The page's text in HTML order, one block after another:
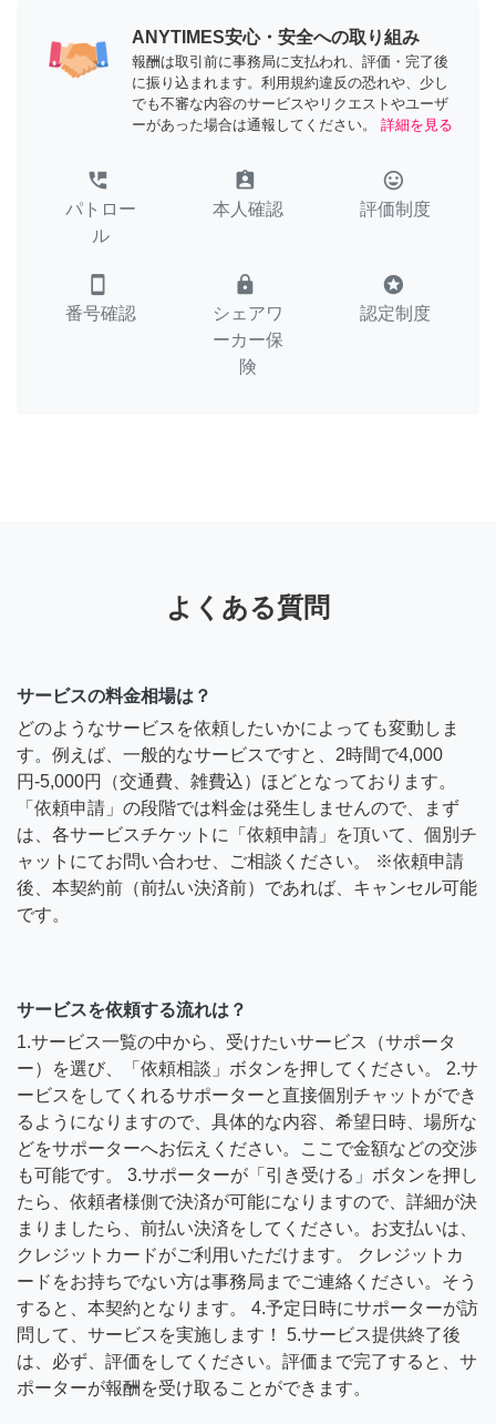
ANYTIMES安心・安全への取り組み
報酬は取引前に事務局に支払われ、評価・完了後
に振り込まれます。利用規約違反の恐れや、少し
でも不審な内容のサービスやリクエストやユーザ
ーがあった場合は通報してください。
詳細を見る
perm_phone_msg
パトロー
ル
assignment_ind
本人確認
tag_faces
評価制度
smartphone
番号確認
lock
シェアワ
ーカー保
険
stars
認定制度
よくある質問
サービスの料金相場は？
どのようなサービスを依頼したいかによっても変動しま
す。例えば、一般的なサービスですと、2時間で4,000
円-5,000円（交通費、雑費込）ほどとなっております。
「依頼申請」の段階では料金は発生しませんので、まず
は、各サービスチケットに「依頼申請」を頂いて、個別チ
ャットにてお問い合わせ、ご相談ください。 ※依頼申請
後、本契約前（前払い決済前）であれば、キャンセル可能
です。
サービスを依頼する流れは？
1.サービス一覧の中から、受けたいサービス（サポータ
ー）を選び、「依頼相談」ボタンを押してください。 2.サ
ービスをしてくれるサポーターと直接個別チャットができ
るようになりますので、具体的な内容、希望日時、場所な
どをサポーターへお伝えください。ここで金額などの交渉
も可能です。 3.サポーターが「引き受ける」ボタンを押し
たら、依頼者様側で決済が可能になりますので、詳細が決
まりましたら、前払い決済をしてください。お支払いは、
クレジットカードがご利用いただけます。 クレジットカ
ードをお持ちでない方は事務局までご連絡ください。そう
すると、本契約となります。 4.予定日時にサポーターが訪
問して、サービスを実施します！ 5.サービス提供終了後
は、必ず、評価をしてください。評価まで完了すると、サ
ポーターが報酬を受け取ることができます。